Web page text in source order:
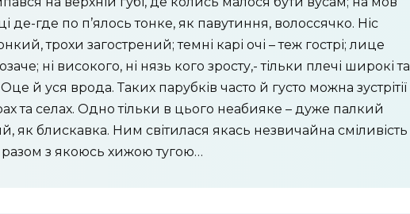
де-где по п’ялось тонке, як павутиння, волоссячко. Ніс
трохи загострений; темні карі очі – теж гострі; лице
ні високого, ні нязь кого зросту,- тільки плечі широкі та
й уся врода. Таких парубків часто й густо можна зустрітії
та селах. Одно тільки в цього неабияке – дуже палкий
як блискавка. Ним світилася якась незвичайна сміливість
разом з якоюсь хижою тугою…